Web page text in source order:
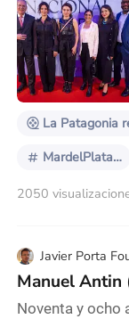
Plata fue testigo
Festival
su ciudad. La
cabo en el
de Cultura, Leo
La Patagonia
MardelPlataFF2024
2050
Javier Porta
Manuel Antin
Noventa y ocho